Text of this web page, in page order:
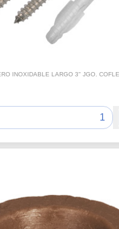
INOXIDABLE LARGO 3" JGO.